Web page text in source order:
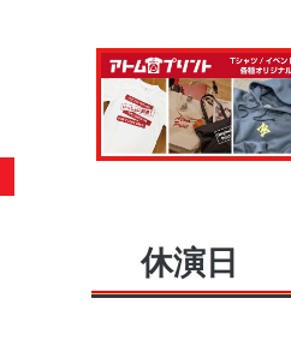
休演日